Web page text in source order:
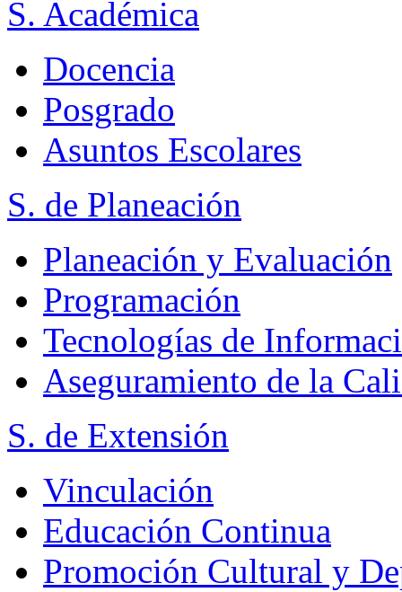
S. Académica
Docencia
Posgrado
Asuntos Escolares
S. de Planeación
Planeación y Evaluación
Programación
Tecnologías de
Aseguramiento de la
S. de Extensión
Vinculación
Educación Continua
Promoción Cultural y